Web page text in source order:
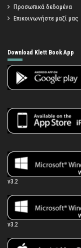
Προσωπικά δεδομένα
Επικοινωνήστε μαζί μας
Download Klett Book App
v3.2
v3.2